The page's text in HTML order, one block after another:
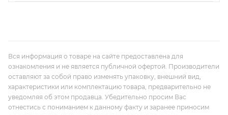
Вся информация о товаре на сайте предоставлена для
ознакомления и не является публичной офертой. Производители
оставляют за собой право изменять упаковку, внешний вид,
характеристики или комплектацию товара, предварительно не
уведомляя об этом продавца. Убедительно просим Вас
отнестись с пониманием к данному факту и заранее приносим